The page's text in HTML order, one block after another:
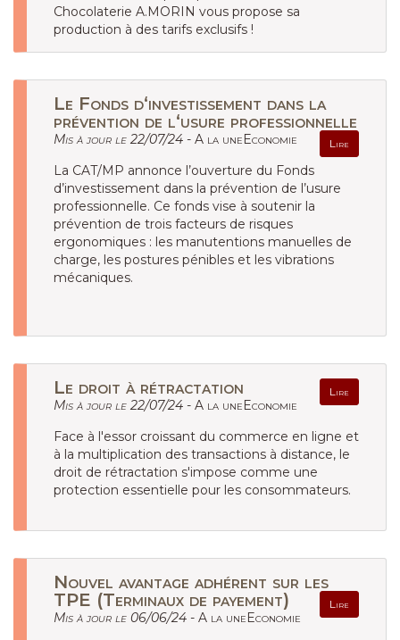
Chocolaterie A.MORIN vous propose sa
production à des tarifs exclusifs !
Le Fonds d‘investissement dans la
prévention de l‘usure professionnelle
Lire
Mis à jour le 22/07/24 - A la uneEconomie
La CAT/MP annonce l’ouverture du Fonds
d’investissement dans la prévention de l’usure
professionnelle. Ce fonds vise à soutenir la
prévention de trois facteurs de risques
ergonomiques : les manutentions manuelles de
charge, les postures pénibles et les vibrations
mécaniques.
Le droit à rétractation Lire
Mis à jour le 22/07/24 - A la uneEconomie
Face à l'essor croissant du commerce en ligne et
à la multiplication des transactions à distance, le
droit de rétractation s'impose comme une
protection essentielle pour les consommateurs.
Nouvel avantage adhérent sur les
TPE (Terminaux de payement)
Lire
Mis à jour le 06/06/24 - A la uneEconomie